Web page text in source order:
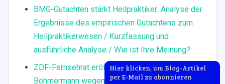
BMG-Gutachten stärkt Heilpraktiker: Analyse der
Ergebnisse des empirischen Gutachtens zum
Heilpraktikerwesen / Kurzfassung und
ausführliche Analyse / Wie ist Ihre Meinung?
ZDF-Fernsehrat eröffnet Verfahren gegen Jan
Böhmermann wegen seiner Sendung gegen
Hier klicken, um Blog-Artikel
per E-Mail zu abonnieren